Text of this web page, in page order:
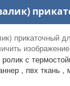
изображение
с
, пвх ткань